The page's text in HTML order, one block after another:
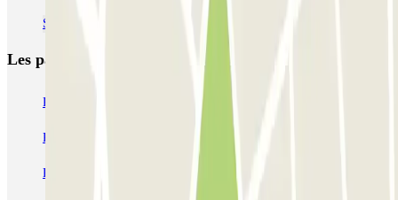
Se garer près de la gare de Logroño
Les parkings les plus réservés
Parking Paris Parking Gare de Lyon
Parking Charles de Gaulle - Roissy Aeroport
Parking Aéroport Roland Garros La Réunion P4 Longue Durée